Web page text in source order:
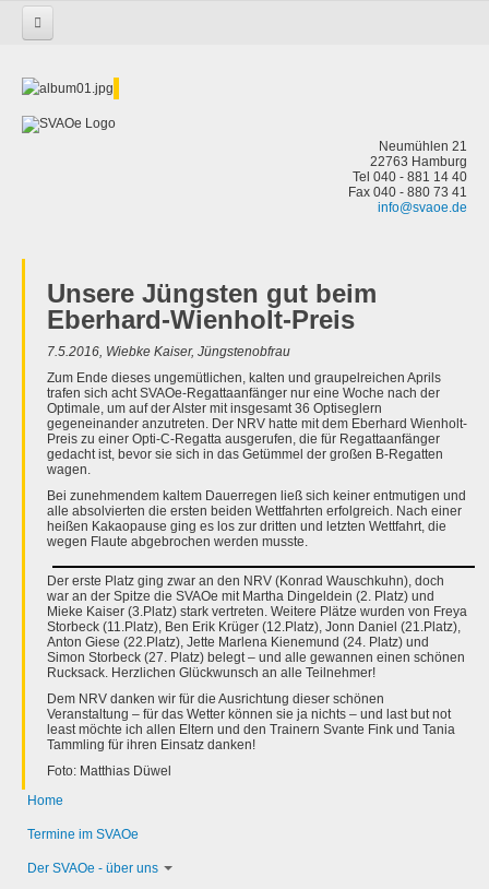
Neumühlen 21
22763 Hamburg
Tel 040 - 881 14 40
Fax 040 - 880 73 41
info@svaoe.de
Borsfleth Sommergrillen 2019
Unsere Jüngsten gut beim
Eberhard-Wienholt-Preis
7.5.2016, Wiebke Kaiser, Jüngstenobfrau
Zum Ende dieses ungemütlichen, kalten und graupelreichen Aprils
trafen sich acht SVAOe-Regattaanfänger nur eine Woche nach der
Optimale, um auf der Alster mit insgesamt 36 Optiseglern
gegeneinander anzutreten. Der NRV hatte mit dem Eberhard Wienholt-
Preis zu einer Opti-C-Regatta ausgerufen, die für Regattaanfänger
gedacht ist, bevor sie sich in das Getümmel der großen B-Regatten
wagen.
Bei zunehmendem kaltem Dauerregen ließ sich keiner entmutigen und
alle absolvierten die ersten beiden Wettfahrten erfolgreich. Nach einer
heißen Kakaopause ging es los zur dritten und letzten Wettfahrt, die
wegen Flaute abgebrochen werden musste.
Der erste Platz ging zwar an den NRV (Konrad Wauschkuhn), doch
war an der Spitze die SVAOe mit Martha Dingeldein (2. Platz) und
Mieke Kaiser (3.Platz) stark vertreten. Weitere Plätze wurden von Freya
Storbeck (11.Platz), Ben Erik Krüger (12.Platz), Jonn Daniel (21.Platz),
Anton Giese (22.Platz), Jette Marlena Kienemund (24. Platz) und
Simon Storbeck (27. Platz) belegt – und alle gewannen einen schönen
Rucksack. Herzlichen Glückwunsch an alle Teilnehmer!
Dem NRV danken wir für die Ausrichtung dieser schönen
Veranstaltung – für das Wetter können sie ja nichts – und last but not
least möchte ich allen Eltern und den Trainern Svante Fink und Tania
Tammling für ihren Einsatz danken!
Foto: Matthias Düwel
Home
Termine im SVAOe
Der SVAOe - über uns